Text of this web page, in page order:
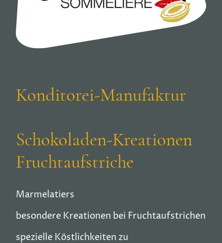
Konditorei-Manufaktur
Schokoladen-Kreationen
Fruchtaufstriche
Marmelatiers
besondere Kreationen bei Fruchtaufstrichen
spezielle Köstlichkeiten zu